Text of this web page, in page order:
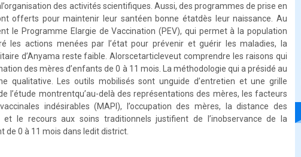
des activités scientifiques. Aussi, des programmes de prise en
offerts pour maintenir leur santéen bonne étatdès leur naissance. Au
le Programme Elargie de Vaccination (PEV), qui permet à la population
les actions menées par l’état pour prévenir et guérir les maladies, la
d’Anyama reste faible. Alorscetarticleveut comprendre les raisons qui
des mères d’enfants de 0 à 11 mois. La méthodologie qui a présidé au
qualitative. Les outils mobilisés sont unguide d’entretien et une grille
l’étude montrentqu’au-delà des représentations des mères, les facteurs
indésirables (MAPI), l’occupation des mères, la distance des
le recours aux soins traditionnels justifient de l’inobservance de la
de 0 à 11 mois dans ledit district.